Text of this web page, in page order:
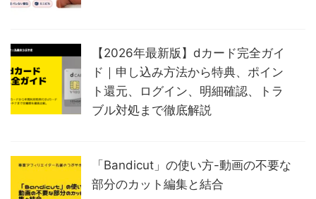
【2026年最新版】dカード完全ガイ
ド｜申し込み方法から特典、ポイン
ト還元、ログイン、明細確認、トラ
ブル対処まで徹底解説
「Bandicut」の使い方-動画の不要な
部分のカット編集と結合